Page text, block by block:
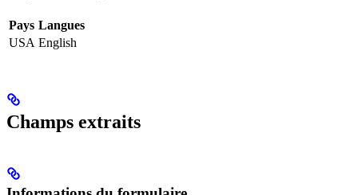
Pays Langues
USA English
Champs extraits